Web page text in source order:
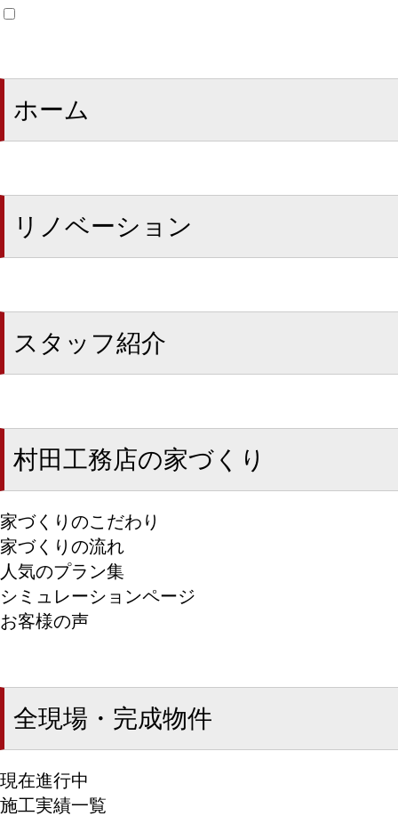
ホーム
リノベーション
スタッフ紹介
村田工務店の家づくり
家づくりのこだわり
家づくりの流れ
人気のプラン集
シミュレーションページ
お客様の声
全現場・完成物件
現在進行中
施工実績一覧